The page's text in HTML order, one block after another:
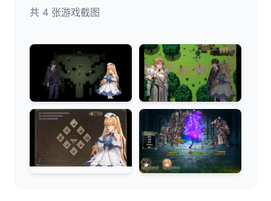
共 4 张游戏截图